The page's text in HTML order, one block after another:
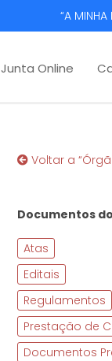
“A MINHA
Junta Online
Voltar a
Documentos
Atas
Editais
Regulamentos
Prestação de
Documentos